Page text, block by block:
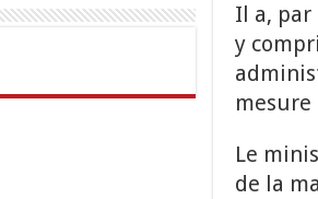
Il a,
y
Le
de la